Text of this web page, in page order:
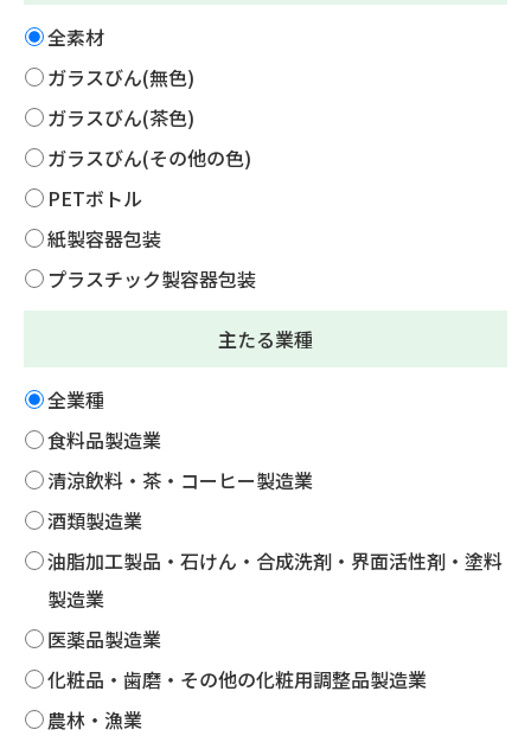
全素材
ガラスびん(無色)
ガラスびん(茶色)
ガラスびん(その他の色)
PETボトル
紙製容器包装
プラスチック製容器包装
主たる業種
全業種
食料品製造業
清涼飲料・茶・コーヒー製造業
酒類製造業
油脂加工製品・石けん・合成洗剤・界面活性剤・塗料
製造業
医薬品製造業
化粧品・歯磨・その他の化粧用調整品製造業
農林・漁業